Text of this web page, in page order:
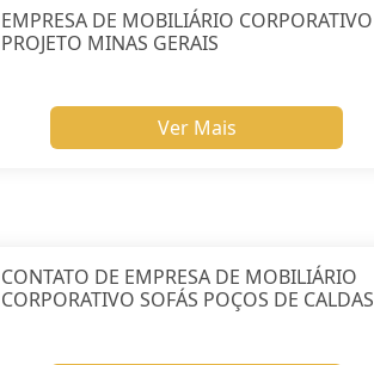
EMPRESA DE MOBILIÁRIO CORPORATIVO
PROJETO MINAS GERAIS
Ver Mais
CONTATO DE EMPRESA DE MOBILIÁRIO
CORPORATIVO SOFÁS POÇOS DE CALDAS